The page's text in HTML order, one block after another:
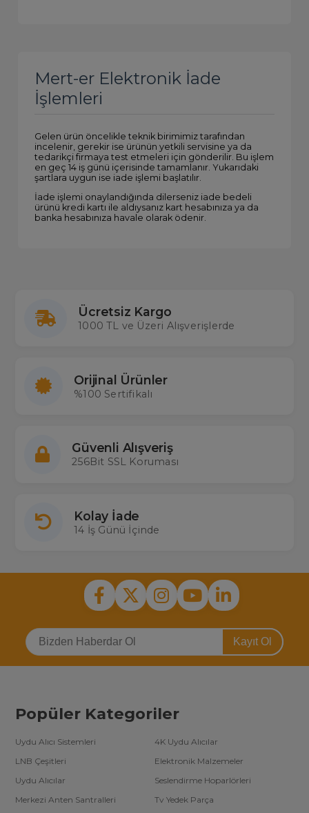
Mert-er Elektronik İade
İşlemleri
Gelen ürün öncelikle teknik birimimiz tarafından
incelenir, gerekir ise ürünün yetkili servisine ya da
tedarikçi firmaya test etmeleri için gönderilir. Bu işlem
en geç 14 iş günü içerisinde tamamlanır. Yukarıdaki
şartlara uygun ise iade işlemi başlatılır.
İade işlemi onaylandığında dilerseniz iade bedeli
ürünü kredi kartı ile aldıysanız kart hesabınıza ya da
banka hesabınıza havale olarak ödenir.
Ücretsiz Kargo
1000 TL ve Üzeri Alışverişlerde
Orijinal Ürünler
%100 Sertifikalı
Güvenli Alışveriş
256Bit SSL Koruması
Kolay İade
14 İş Günü İçinde
Kayıt Ol
Popüler Kategoriler
Uydu Alıcı Sistemleri
4K Uydu Alıcılar
LNB Çeşitleri
Elektronik Malzemeler
Uydu Alıcılar
Seslendirme Hoparlörleri
Merkezi Anten Santralleri
Tv Yedek Parça